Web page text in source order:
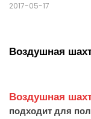
2017-05-17
Воздушная
Воздушная
подходит для